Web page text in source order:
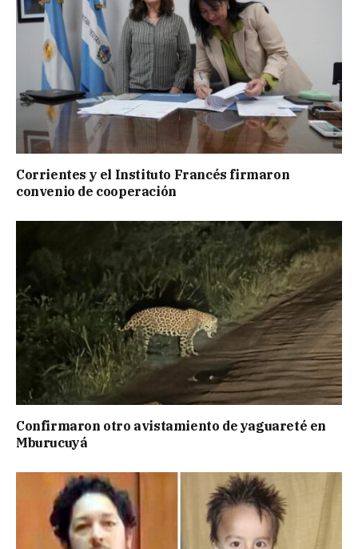
Corrientes y el Instituto Francés firmaron
convenio de cooperación
Confirmaron otro avistamiento de yaguareté en
Mburucuyá